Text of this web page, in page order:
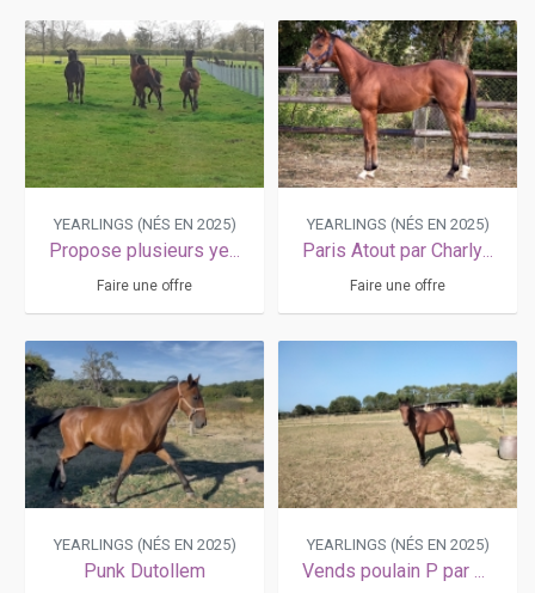
YEARLINGS (NÉS EN 2025)
Propose plusieurs yearlings Mâles et femelles
Faire une offre
YEARLINGS (NÉS EN 2025)
Paris Atout par Charly du Noyer , très belle souche de KRACK TIME ATOUT
Faire une offre
YEARLINGS (NÉS EN 2025)
Punk Dutollem
YEARLINGS (NÉS EN 2025)
Vends poulain P par Ecu Pierji